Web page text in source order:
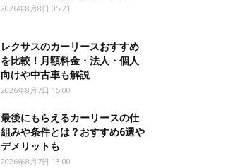
2026年8月8日 05:21
レクサスのカーリースおすすめ
を比較！月額料金・法人・個人
向けや中古車も解説
2026年8月7日 15:00
最後にもらえるカーリースの仕
組みや条件とは？おすすめ6選や
デメリットも
2026年8月7日 13:00